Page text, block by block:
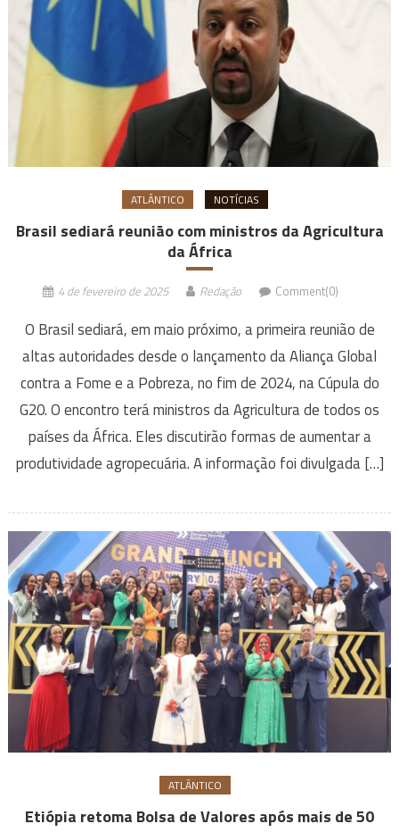
ATLÂNTICO NOTÍCIAS
Brasil sediará reunião com ministros da Agricultura
da África
4 de fevereiro de 2025 Redação Comment(0)
O Brasil sediará, em maio próximo, a primeira reunião de
altas autoridades desde o lançamento da Aliança Global
contra a Fome e a Pobreza, no fim de 2024, na Cúpula do
G20. O encontro terá ministros da Agricultura de todos os
países da África. Eles discutirão formas de aumentar a
produtividade agropecuária. A informação foi divulgada […]
ATLÂNTICO
Etiópia retoma Bolsa de Valores após mais de 50